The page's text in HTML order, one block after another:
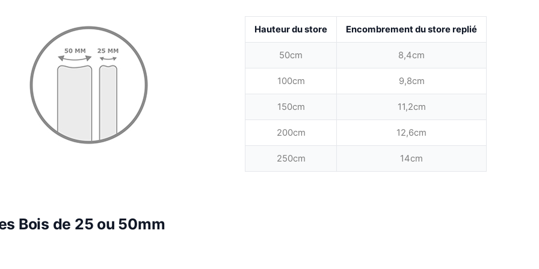
Hauteur du store Encombrement du store replié
50cm 8,4cm
100cm 9,8cm
150cm 11,2cm
200cm 12,6cm
250cm 14cm
Bois de 25 ou 50mm